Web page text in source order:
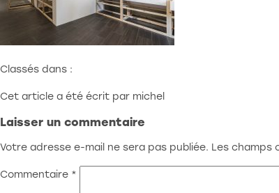
Classés dans :
Cet article a été écrit par michel
Laisser un commentaire
Votre adresse e-mail ne sera pas publiée. Les champs
Commentaire *